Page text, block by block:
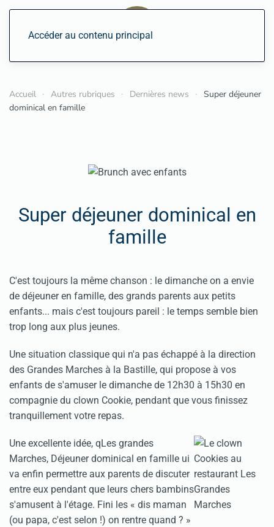
Accéder au contenu principal
Accueil Autres rubriques Dernières news
Super déjeuner
dominical en famille
Super déjeuner dominical en
famille
C'est toujours la même chanson : le dimanche on a envie
de déjeuner en famille, des grands parents aux petits
enfants... mais c'est toujours pareil : le temps semble bien
trop long aux plus jeunes.
Une situation classique qui n'a pas échappé à la direction
des Grandes Marches à la Bastille, qui propose à vos
enfants de s'amuser le dimanche de 12h30 à 15h30 en
compagnie du clown Cookie, pendant que vous finissez
tranquillement votre repas.
Une excellente idée, qLes grandes
Marches, Déjeuner dominical en famille ui
va enfin permettre aux parents de discuter
entre eux pendant que leurs chers bambins
s'amusent à l'étage. Fini les « dis maman
(ou papa, c'est selon !) on rentre quand ? »